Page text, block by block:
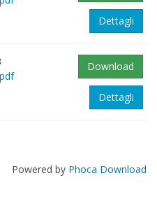
Dettagli
Download
Dettagli
Powered by Phoca Download